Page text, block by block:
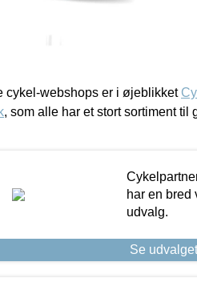
cykel-webshops er i øjeblikket
, som alle har et stort sortiment til
har en bred
udvalg.
Se